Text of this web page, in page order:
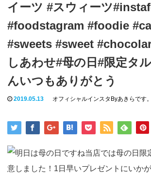
イーツ #スウィーツ
#foodstagram #foodie
#sweets #sweet
しあわせ#母の日#限定タ
んいつもありがとう
2019.05.13 オフィシャルインスタByあきらです。